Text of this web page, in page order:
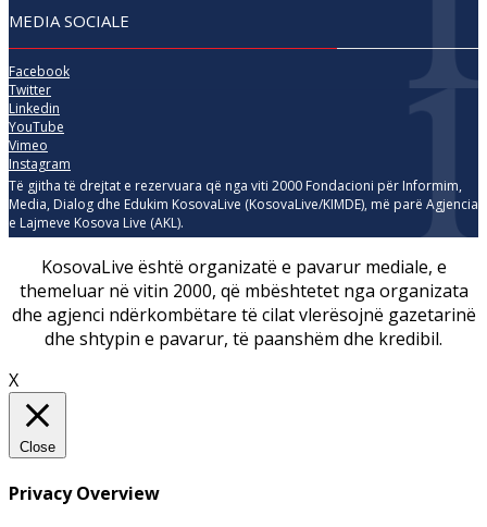
MEDIA SOCIALE
Facebook
Twitter
Linkedin
YouTube
Vimeo
Instagram
Të gjitha të drejtat e rezervuara që nga viti 2000 Fondacioni për Informim,
Media, Dialog dhe Edukim KosovaLive (KosovaLive/KIMDE), më parë Agjencia
e Lajmeve Kosova Live (AKL).
KosovaLive është organizatë e pavarur mediale, e
themeluar në vitin 2000, që mbështetet nga organizata
dhe agjenci ndërkombëtare të cilat vlerësojnë gazetarinë
dhe shtypin e pavarur, të paanshëm dhe kredibil.
X
Close
Privacy Overview